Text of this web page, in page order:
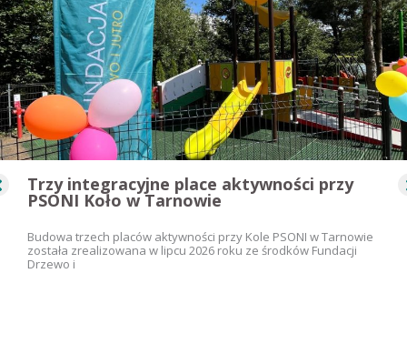
Trzy integracyjne place aktywności przy
PSONI Koło w Tarnowie
Budowa trzech placów aktywności przy Kole PSONI w Tarnowie
została zrealizowana w lipcu 2026 roku ze środków Fundacji
Drzewo i